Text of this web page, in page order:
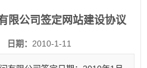
限公司签定网站建设协议
日期： 2010-1-11